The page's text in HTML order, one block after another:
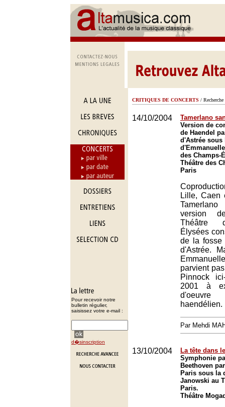
Pour recevoir notre
bulletin régulier,
saisissez votre e-mail :
d�sinscription
CRITIQUES DE CONCERTS / Recherche
14/10/2004
Tamerlano
Version de
de Haendel
d'Astrée
des Champs-
Théâtre des
Paris
Lille, Caen
version
Théâtre
Élysées
de la fosse
d'Astrée.
parvient
Pinnock
2001 à
haendélien.
Par Mehdi
13/10/2004
La tête dans
Symphonie
Beethoven
Paris sous la
Janowski au
Paris.
Théâtre